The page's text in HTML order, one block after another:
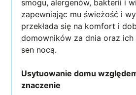
smogu, alergenów, bakterii i
zapewniając mu świeżość i
przekłada się na komfort i
domowników za dnia oraz
sen nocą.
Usytuowanie domu
znaczenie